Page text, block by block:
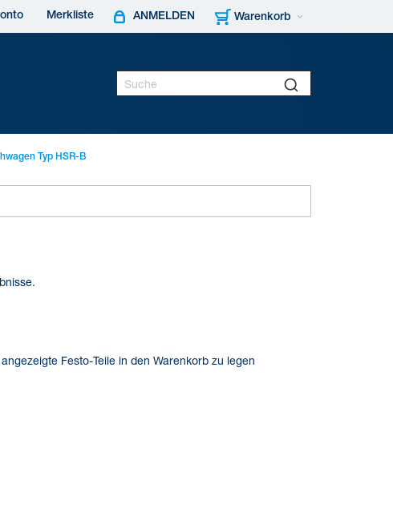
Warenkorb
Merkliste ANMELDEN
Typ HSR-B
Festo-Teile in den Warenkorb zu legen